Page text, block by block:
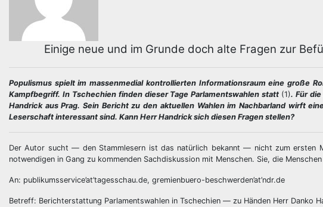
Einige neue und im Grunde doch alte Fragen zur
Populismus spielt im massenmedial kontrollierten Informationsraum eine große
Kampfbegriff. In Tschechien finden dieser Tage Parlamentswahlen statt (1). Für
Handrick aus Prag. Sein Bericht zu den aktuellen Wahlen im Nachbarland wirft
Leserschaft interessant sind. Kann Herr Handrick sich diesen Fragen stellen?
Der Autor sucht — den Stammlesern ist das natürlich bekannt — nicht zum ersten
notwendigen in Gang zu kommenden Sachdiskussion mit Menschen. Sie, die
An: publikumsservice’at’tagesschau.de, gremienbuero-beschwerden’at’ndr.de
Betreff: Berichterstattung Parlamentswahlen in Tschechien — zu Händen Herr Danko